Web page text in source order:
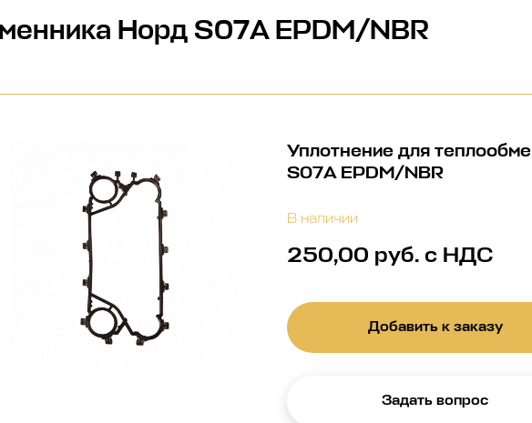
Норд S07A EPDM/NBR
Уплотнение для
S07A EPDM/NBR
В наличии
250,00 руб. с НДС
Добавить к заказу
Задать вопрос